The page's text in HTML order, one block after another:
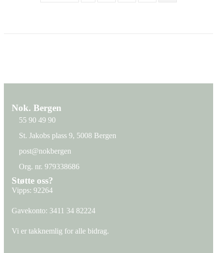
Nok. Bergen
55 90 49 90
St. Jakobs plass 9, 5008 Bergen
St. Jakobs plass 9, 5008 Bergen
post@nokbergen
post@nokbergen
Org. nr. 979338686
Org. nr. 979338686
Støtte oss?
Vipps: 92264
Gavekonto: 3411 34 82224
Vi er takknemlig for alle bidrag.